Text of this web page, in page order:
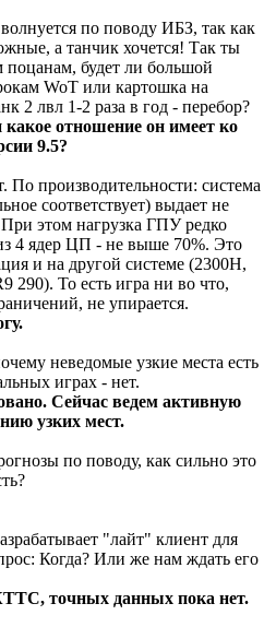
по поводу ИБЗ, так как
а танчик хочется! Так ты
будет ли большой
WoT или картошка на
2 лвл 1-2 раза в год - перебор?
отношение он имеет ко
9.5?
По производительности: система
соответствует) выдает не
этом нагрузка ГПУ редко
4 ядер ЦП - не выше 70%. Это
и на другой системе (2300H,
290). То есть игра ни во что,
не упирается.
неведомые узкие места есть
играх - нет.
Сейчас ведем активную
узких мест.
по поводу, как сильно это
"лайт" клиент для
Когда? Или же нам ждать его
точных данных пока нет.